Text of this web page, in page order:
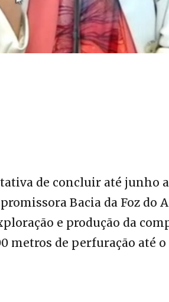
de concluir até junho
Bacia da Foz do
e produção da
metros de perfuração até